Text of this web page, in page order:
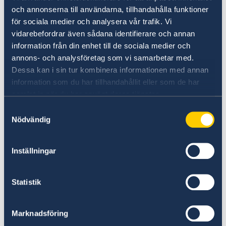
och annonserna till användarna, tillhandahålla funktioner
för sociala medier och analysera vår trafik. Vi
vidarebefordrar även sådana identifierare och annan
information från din enhet till de sociala medier och
annons- och analysföretag som vi samarbetar med.
Dessa kan i sin tur kombinera informationen med annan
information som du har tillhandahållit eller som de har
samlat in när du har använt deras tjänster.
Nödvändig
Inställningar
Statistik
Marknadsföring
med dig tidigare pass när du hämtar ditt nya.
Är det förra passet förlorat tar du med dig den
fotolegitimation du uppvisade i samband med
ansökan.
Hämta på honorärkonsulat
Om du har ansökt på ambassaden i Bangkok
resehandlingen på ett honorärkonsulat skickar
vi den automatiskt vidare. Räkna då med att
det tar ytterligare en vecka. Honorärkonslatet
meddelar dig när de fått din resehandling. En
ett konsulat, se nedan.
Avgifter